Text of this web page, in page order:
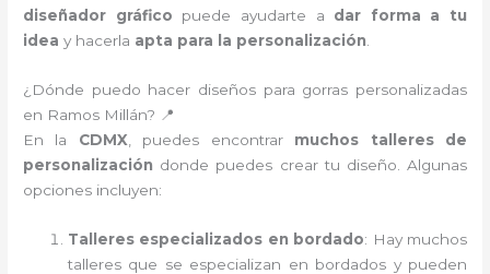
diseñador gráfico puede ayudarte a dar forma a tu
idea y hacerla apta para la personalización
¿Dónde puedo hacer diseños para gorras personalizadas
en Ramos Millán? 📍
En la CDMX , puedes encontrar muchos talleres de
personalización donde puedes crear tu diseño. Algunas
opciones incluyen:
Talleres especializados en bordado: Hay muchos
talleres que se especializan en bordados y pueden